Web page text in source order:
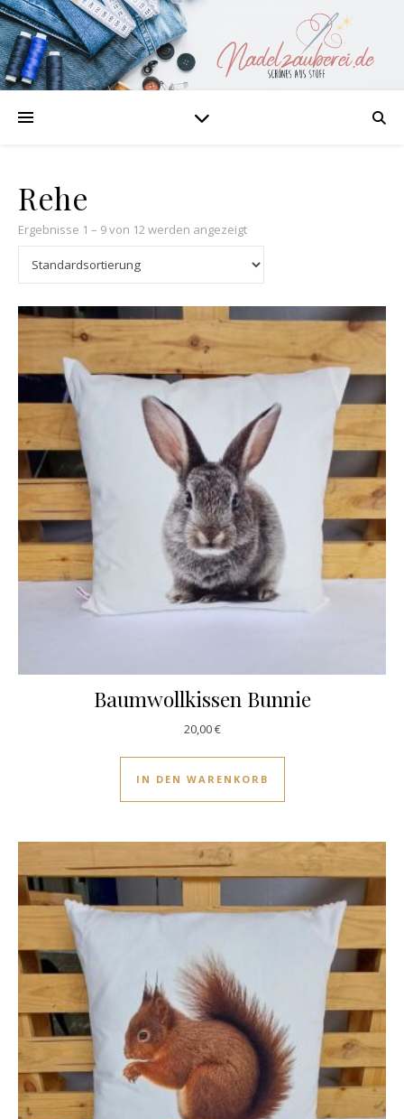
Rehe
Ergebnisse 1 – 9 von 12 werden angezeigt
Baumwollkissen Bunnie
20,00€
IN DEN WARENKORB